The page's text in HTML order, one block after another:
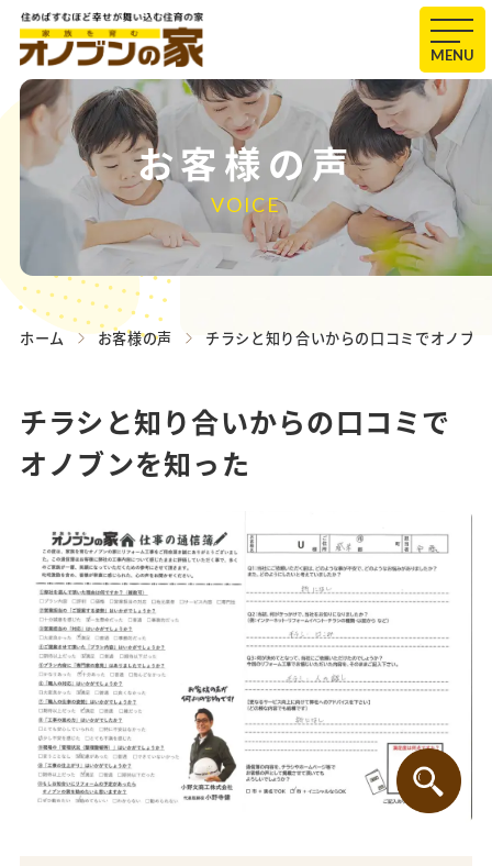
MENU
お客様の声
VOICE
ホーム お客様の声 チラシと知り合いからの口コミでオノブ
チラシと知り合いからの口コミで
オノブンを知った